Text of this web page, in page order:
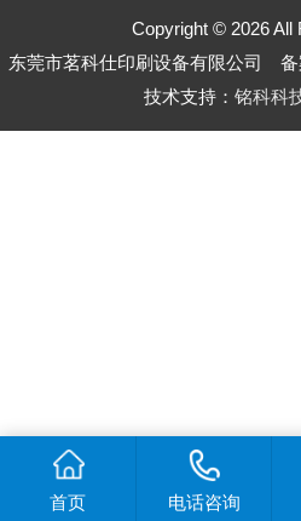
Copyright © 2026 All
东莞市茗科仕印刷设备有限公司 备
技术支持： 铭科科
首页 电话咨询